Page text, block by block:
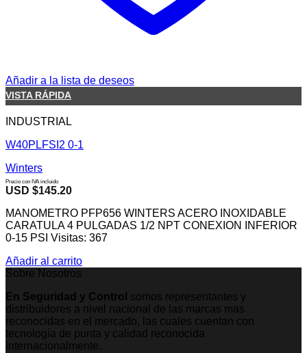
Añadir a la lista de deseos
VISTA RÁPIDA
INDUSTRIAL
W40PLFSI2 0-1
Winters
Precio con IVA incluido
USD $145.20
MANOMETRO PFP656 WINTERS ACERO INOXIDABLE
CARATULA 4 PULGADAS 1/2 NPT CONEXION INFERIOR
0-15 PSI Visitas: 367
Añadir al carrito
Sobre Nosotros
En Seguridad y Control somos representantes y
distribuidores a nivel nacional de las marcas mas
reconocidas en el mercado, las cuales cuentan con
tecnología de punta y calidad reconocida
internacionalmente.